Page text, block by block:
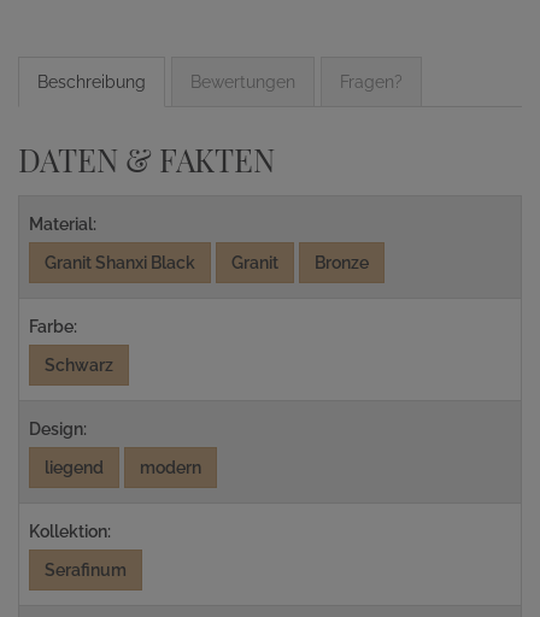
Beschreibung Bewertungen Fragen?
DATEN & FAKTEN
Material:
Granit Shanxi Black
Granit Bronze
Farbe:
Schwarz
Design:
liegend
modern
Kollektion:
Serafinum